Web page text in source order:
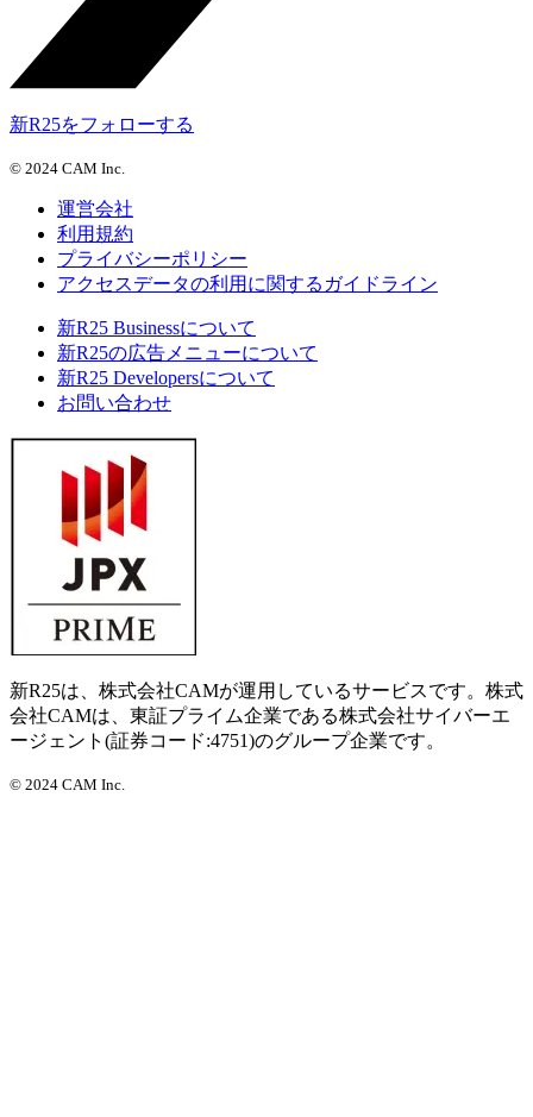
新R25をフォローする
© 2024 CAM Inc.
運営会社
利用規約
プライバシーポリシー
アクセスデータの利用に関するガイドライン
新R25 Businessについて
新R25の広告メニューについて
新R25 Developersについて
お問い合わせ
新R25は、株式会社CAMが運用しているサービスです。株式
会社CAMは、東証プライム企業である株式会社サイバーエ
ージェント(証券コード:4751)のグループ企業です。
© 2024 CAM Inc.